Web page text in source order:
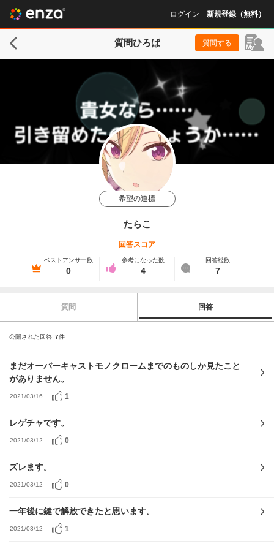
ログイン 新規登録（無料）
質問ひろば 質問する
希望の道標
たらこ
回答スコア
ベストアンサー数
0
参考になった数
4
回答総数
7
質問 回答
公開された回答 7件
まだオーバーキャストモノクロームまでのものしか見たこと
がありません。
2021/03/16 1
レゲチャです。
2021/03/12 0
ズレます。
2021/03/12 0
一年後に鍵で解放できたと思います。
2021/03/12 1